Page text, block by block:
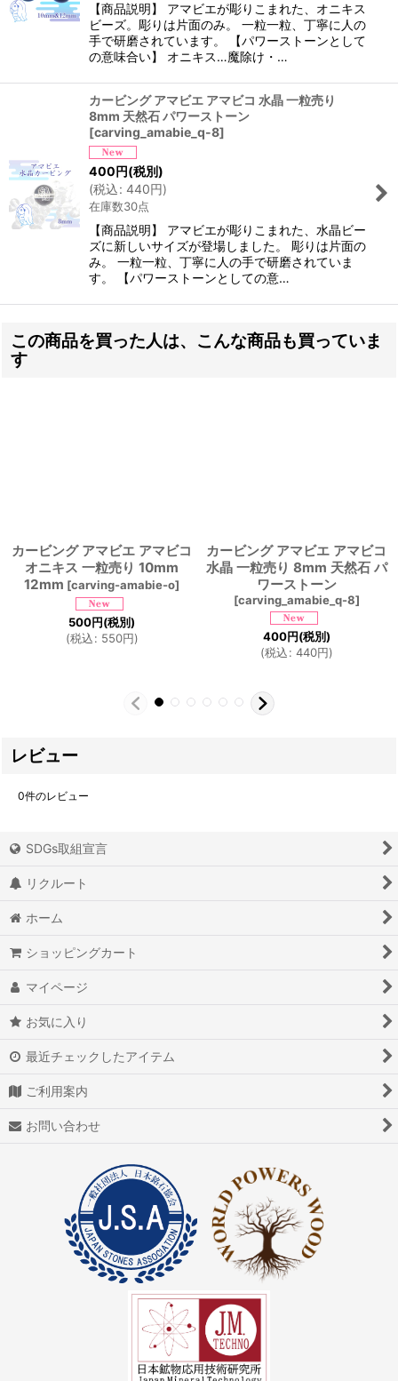
【商品説明】 アマビエが彫りこまれた、オニキス
ビーズ。彫りは片面のみ。 一粒一粒、丁寧に人の
手で研磨されています。 【パワーストーンとして
の意味合い】 オニキス…魔除け・…
カービング アマビエ アマビコ 水晶 一粒売り
8mm 天然石 パワーストーン
[carving_amabie_q-8]
400円(税別)
(税込: 440円)
在庫数30点
【商品説明】 アマビエが彫りこまれた、水晶ビー
ズに新しいサイズが登場しました。 彫りは片面の
み。 一粒一粒、丁寧に人の手で研磨されていま
す。 【パワーストーンとしての意…
この商品を買った人は、こんな商品も買っていま
す
カービング アマビエ アマビコ
オニキス 一粒売り 10mm
12mm [carving-amabie-o]
500円(税別)
(税込: 550円)
カービング アマビエ アマビコ
水晶 一粒売り 8mm 天然石 パ
ワーストーン
[carving_amabie_q-8]
400円(税別)
(税込: 440円)
レビュー
0件のレビュー
SDGs取組宣言
リクルート
ホーム
ショッピングカート
マイページ
お気に入り
最近チェックしたアイテム
ご利用案内
お問い合わせ